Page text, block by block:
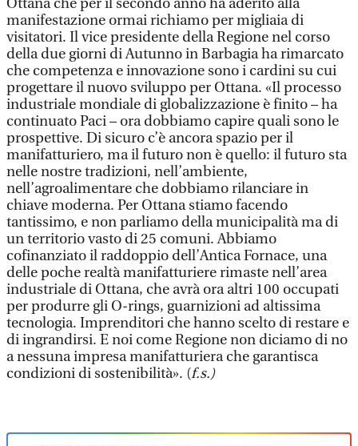
Ottana che per il secondo anno ha aderito alla
manifestazione ormai richiamo per migliaia di
visitatori. Il vice presidente della Regione nel corso
della due giorni di Autunno in Barbagia ha rimarcato
che competenza e innovazione sono i cardini su cui
progettare il nuovo sviluppo per Ottana. «Il processo
industriale mondiale di globalizzazione è finito – ha
continuato Paci – ora dobbiamo capire quali sono le
prospettive. Di sicuro c’è ancora spazio per il
manifatturiero, ma il futuro non è quello: il futuro sta
nelle nostre tradizioni, nell’ambiente,
nell’agroalimentare che dobbiamo rilanciare in
chiave moderna. Per Ottana stiamo facendo
tantissimo, e non parliamo della municipalità ma di
un territorio vasto di 25 comuni. Abbiamo
cofinanziato il raddoppio dell’Antica Fornace, una
delle poche realtà manifatturiere rimaste nell’area
industriale di Ottana, che avrà ora altri 100 occupati
per produrre gli O-rings, guarnizioni ad altissima
tecnologia. Imprenditori che hanno scelto di restare e
di ingrandirsi. E noi come Regione non diciamo di no
a nessuna impresa manifatturiera che garantisca
condizioni di sostenibilità». (f.s.)